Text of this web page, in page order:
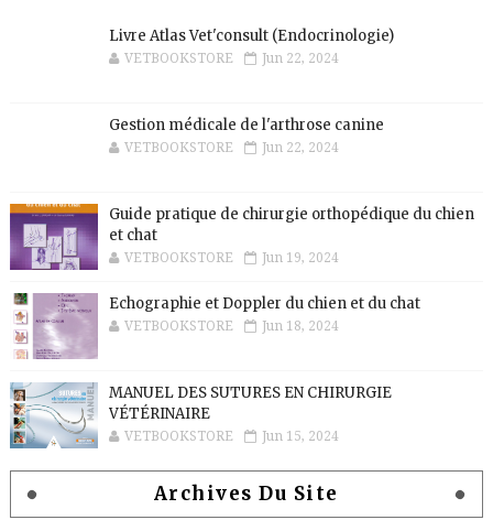
Livre Atlas Vet'consult (Endocrinologie)
VETBOOKSTORE Jun 22, 2024
Gestion médicale de l'arthrose canine
VETBOOKSTORE Jun 22, 2024
Guide pratique de chirurgie orthopédique du chien
et chat
VETBOOKSTORE Jun 19, 2024
Echographie et Doppler du chien et du chat
VETBOOKSTORE Jun 18, 2024
MANUEL DES SUTURES EN CHIRURGIE
VÉTÉRINAIRE
VETBOOKSTORE Jun 15, 2024
Archives Du Site